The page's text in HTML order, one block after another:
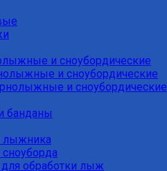
и сноубордические
и сноубордические
и сноубордические
банданы
лыжника
обработки лыж